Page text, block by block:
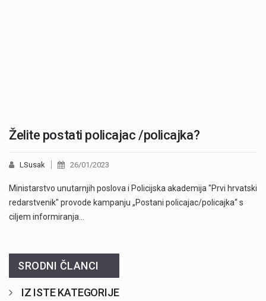
Želite postati policajac /policajka?
LSusak 26/01/2023
Ministarstvo unutarnjih poslova i Policijska akademija "Prvi hrvatski
redarstvenik" provode kampanju „Postani policajac/policajka“ s
ciljem informiranja…
SRODNI ČLANCI
IZ ISTE KATEGORIJE